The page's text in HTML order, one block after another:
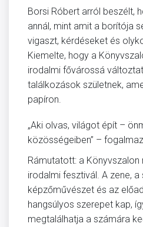
Borsi Róbert arról beszélt,
annál, mint amit a borítója
vigaszt, kérdéseket és
Kiemelte, hogy a
irodalmi fővárossá
találkozások születnek,
papíron.
„Aki olvas, világot épít –
közösségeiben” –
Rámutatott: a Könyvszalon
irodalmi fesztivál. A zene, a
képzőművészet és az
hangsúlyos szerepet kap,
megtalálhatja a számára